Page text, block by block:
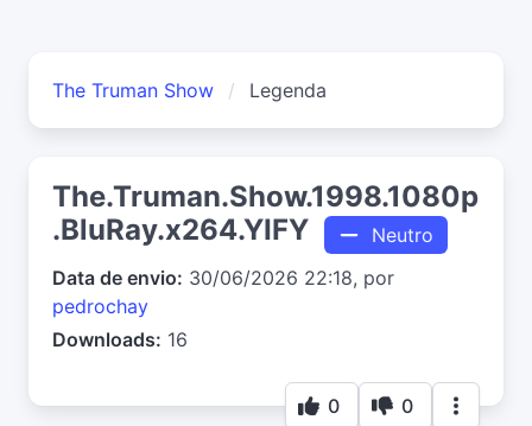
The Truman Show Legenda
The.Truman.Show.1998.1080p
.BluRay.x264.YIFY
Neutro
Data de envio: 30/06/2026 22:18, por
pedrochay
Downloads: 16
0 0